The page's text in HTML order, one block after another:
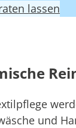
lassen
und